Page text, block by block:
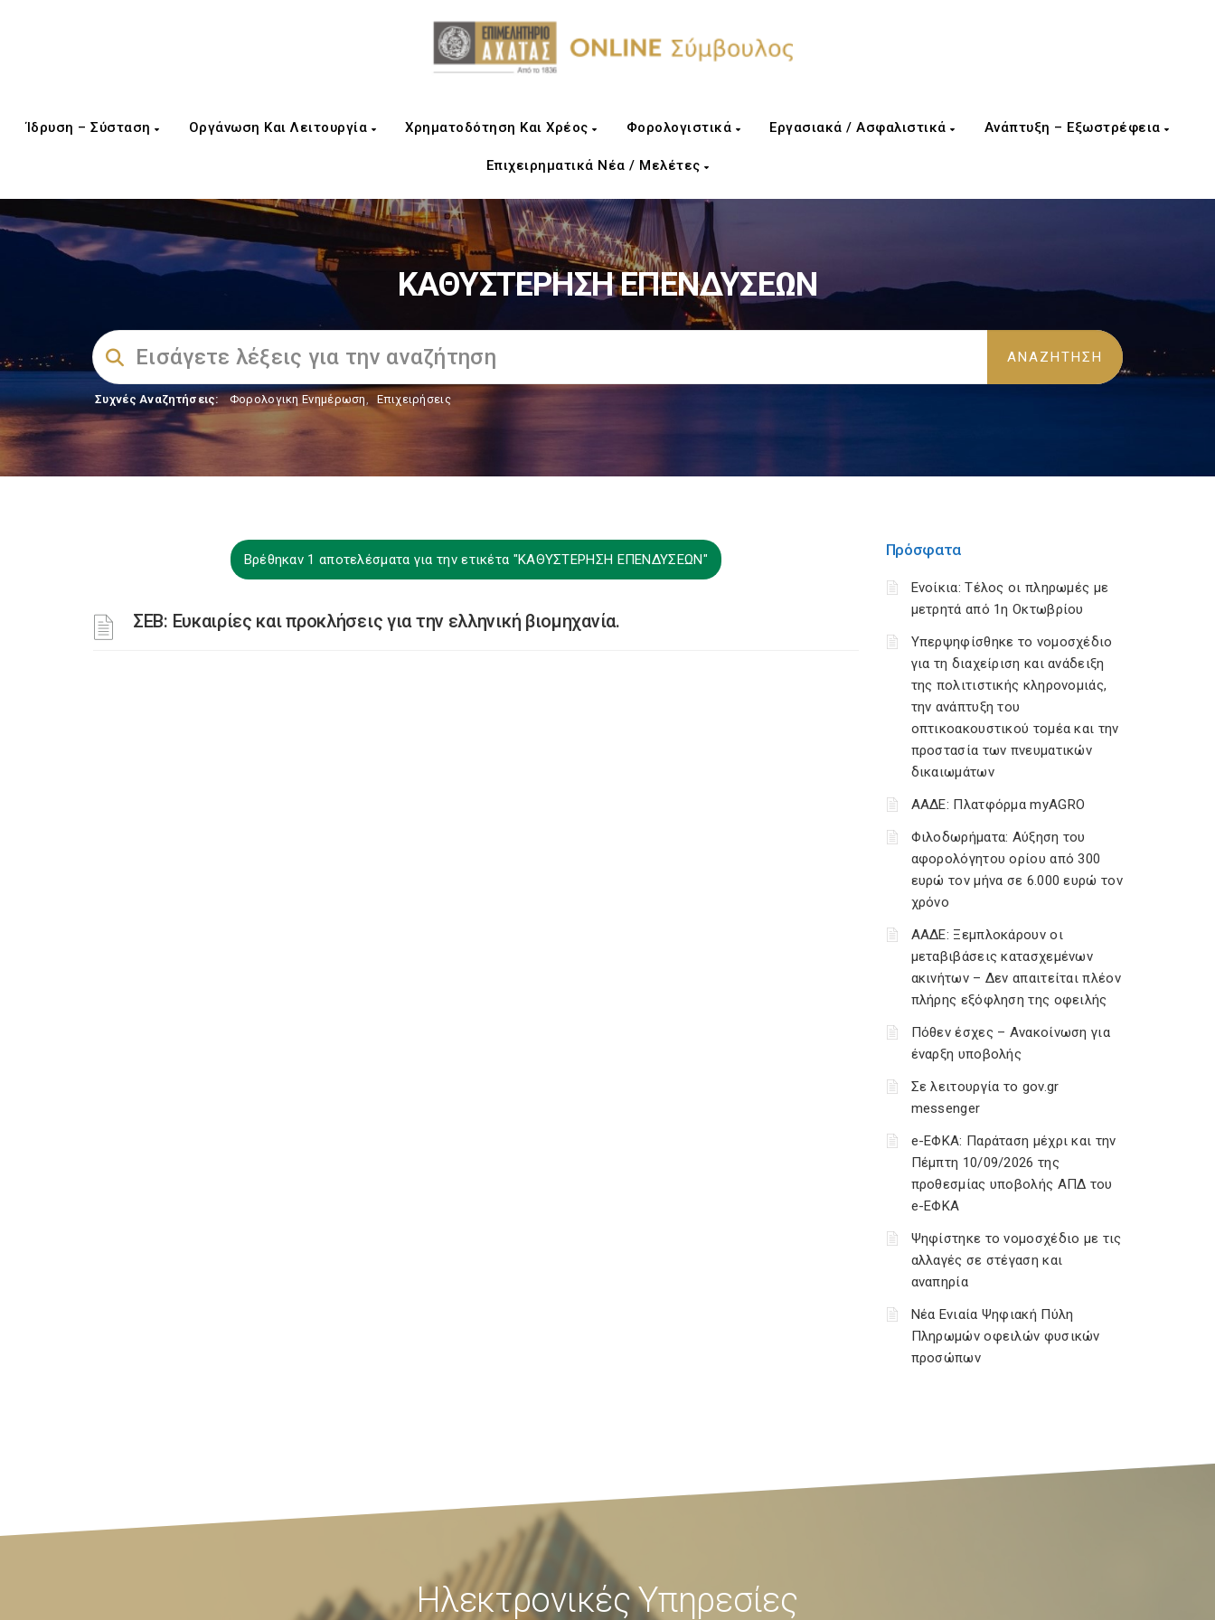
Ίδρυση – Σύσταση Οργάνωση Και Λειτουργία Χρηματοδότηση Και Χρέος Φορολογιστικά Εργασιακά / Ασφαλιστικά Ανάπτυξη – Εξωστρέφεια
Επιχειρηματικά Νέα / Μελέτες
ΚΑΘΥΣΤΕΡΗΣΗ ΕΠΕΝΔΥΣΕΩΝ
Συχνές Αναζητήσεις: Φορολογικη Ενημέρωση, Επιχειρήσεις
Βρέθηκαν 1 αποτελέσματα για την ετικέτα "ΚΑΘΥΣΤΕΡΗΣΗ ΕΠΕΝΔΥΣΕΩΝ"
ΣΕΒ: Ευκαιρίες και προκλήσεις για την ελληνική βιομηχανία.
Πρόσφατα
Ενοίκια: Τέλος οι πληρωμές με
μετρητά από 1η Οκτωβρίου
Υπερψηφίσθηκε το νομοσχέδιο
για τη διαχείριση και ανάδειξη
της πολιτιστικής κληρονομιάς,
την ανάπτυξη του
οπτικοακουστικού τομέα και την
προστασία των πνευματικών
δικαιωμάτων
ΑΑΔΕ: Πλατφόρμα myAGRO
Φιλοδωρήματα: Αύξηση του
αφορολόγητου ορίου από 300
ευρώ τον μήνα σε 6.000 ευρώ τον
χρόνο
ΑΑΔΕ: Ξεμπλοκάρουν οι
μεταβιβάσεις κατασχεμένων
ακινήτων – Δεν απαιτείται πλέον
πλήρης εξόφληση της οφειλής
Πόθεν έσχες – Ανακοίνωση για
έναρξη υποβολής
Σε λειτουργία το gov.gr
messenger
e-ΕΦΚΑ: Παράταση μέχρι και την
Πέμπτη 10/09/2026 της
προθεσμίας υποβολής ΑΠΔ του
e-ΕΦΚΑ
Ψηφίστηκε το νομοσχέδιο με τις
αλλαγές σε στέγαση και
αναπηρία
Νέα Ενιαία Ψηφιακή Πύλη
Πληρωμών οφειλών φυσικών
προσώπων
Ηλεκτρονικές Υπηρεσίες